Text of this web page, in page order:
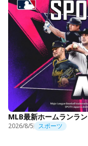
MLB最新ホームランラ
2026/8/5 スポーツ